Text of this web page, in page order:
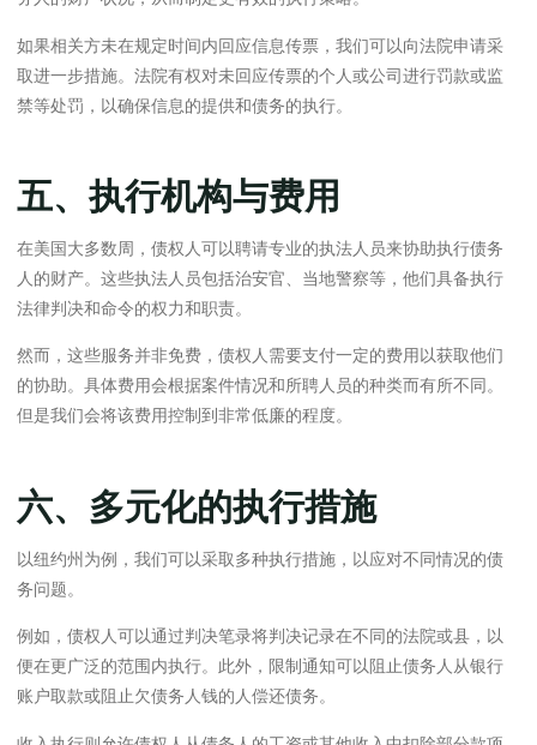
如果相关方未在规定时间内回应信息传票，我们可以向法院申请采
取进一步措施。法院有权对未回应传票的个人或公司进行罚款或监
禁等处罚，以确保信息的提供和债务的执行。
五、执行机构与费用
在美国大多数周，债权人可以聘请专业的执法人员来协助执行债务
人的财产。这些执法人员包括治安官、当地警察等，他们具备执行
法律判决和命令的权力和职责。
然而，这些服务并非免费，债权人需要支付一定的费用以获取他们
的协助。具体费用会根据案件情况和所聘人员的种类而有所不同。
但是我们会将该费用控制到非常低廉的程度。
六、多元化的执行措施
以纽约州为例，我们可以采取多种执行措施，以应对不同情况的债
务问题。
例如，债权人可以通过判决笔录将判决记录在不同的法院或县，以
便在更广泛的范围内执行。此外，限制通知可以阻止债务人从银行
账户取款或阻止欠债务人钱的人偿还债务。